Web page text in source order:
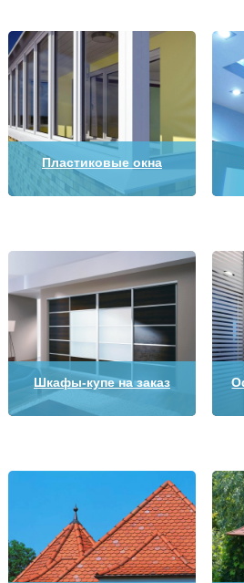
Пластиковые окна
Шкафы-купе на заказ